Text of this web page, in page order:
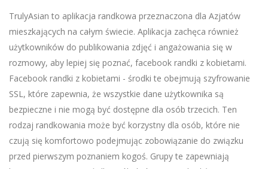
TrulyAsian to aplikacja randkowa przeznaczona dla Azjatów
mieszkających na całym świecie. Aplikacja zachęca również
użytkowników do publikowania zdjęć i angażowania się w
rozmowy, aby lepiej się poznać, facebook randki z kobietami.
Facebook randki z kobietami - środki te obejmują szyfrowanie
SSL, które zapewnia, że wszystkie dane użytkownika są
bezpieczne i nie mogą być dostępne dla osób trzecich. Ten
rodzaj randkowania może być korzystny dla osób, które nie
czują się komfortowo podejmując zobowiązanie do związku
przed pierwszym poznaniem kogoś. Grupy te zapewniają